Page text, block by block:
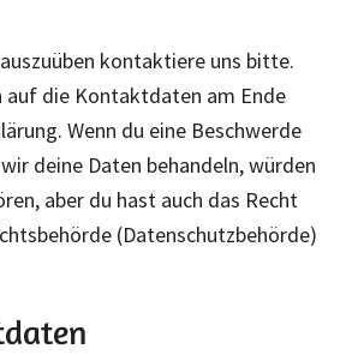
kontaktiere uns bitte.
auf die Kontaktdaten am Ende
Wenn du eine Beschwerde
deine Daten behandeln, würden
aber du hast auch das Recht
(Datenschutzbehörde)